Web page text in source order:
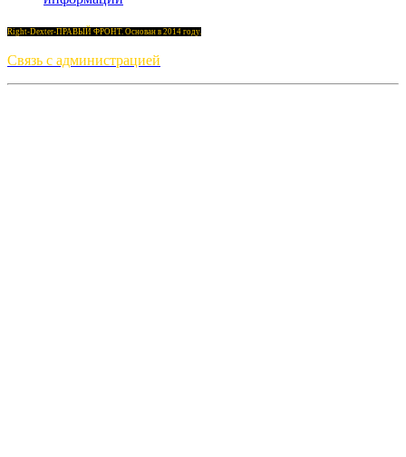
Right-Dexter-ПРАВЫЙ ФРОНТ. Основан в 2014 году.
Связь с администрацией